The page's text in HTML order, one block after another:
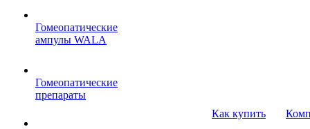
Гомеопатические
ампулы WALA
Гомеопатические
препараты
Как купить